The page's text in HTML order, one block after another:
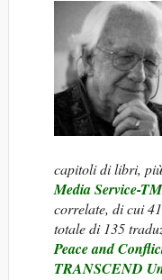
capitoli di libri,
Media Service-
correlate, di cui
totale di 135
Peace and
TRANSCEND